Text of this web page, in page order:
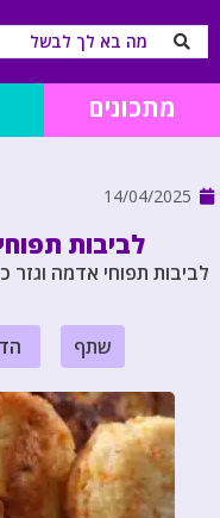
מתכונים
14/04/2025
לביבות
לביבות תפוחי אדמה
שתף